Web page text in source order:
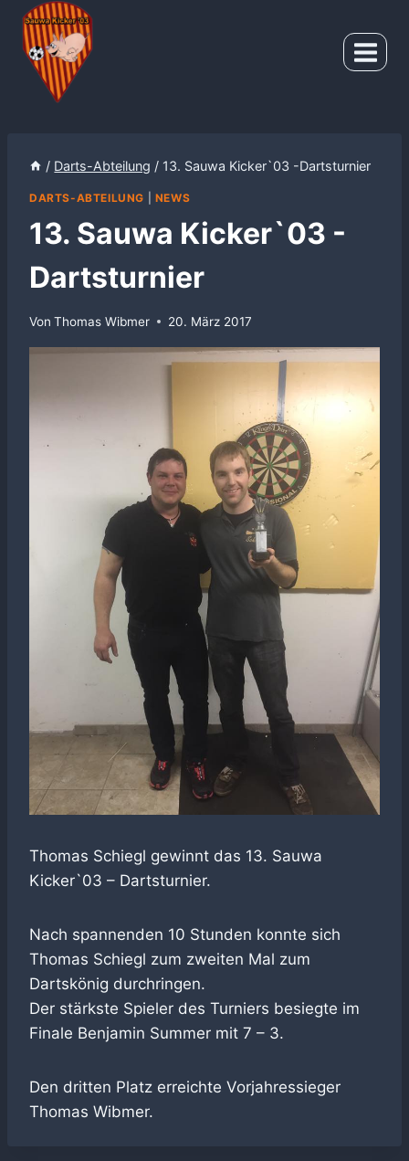
Zum
Inhalt
springen
/ Darts-Abteilung / 13. Sauwa Kicker`03 -Dartsturnier
DARTS-ABTEILUNG NEWS
13. Sauwa Kicker`03 -
Dartsturnier
Von Thomas Wibmer 20. März 2017
Thomas Schiegl gewinnt das 13. Sauwa
Kicker`03 – Dartsturnier.
Nach spannenden 10 Stunden konnte sich
Thomas Schiegl zum zweiten Mal zum
Dartskönig durchringen.
Der stärkste Spieler des Turniers besiegte im
Finale Benjamin Summer mit 7 – 3.
Den dritten Platz erreichte Vorjahressieger
Thomas Wibmer.